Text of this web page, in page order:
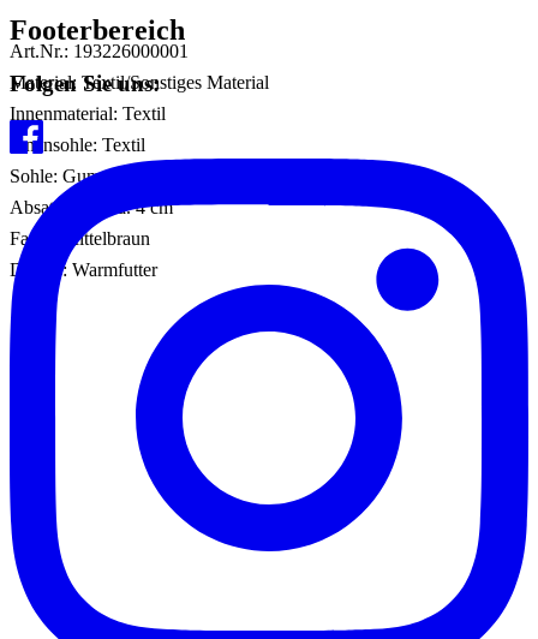
Art.Nr.: 193226000001
Material: Textil/Sonstiges Material
Innenmaterial: Textil
Innensohle: Textil
Sohle: Gummisohle
Absatzhöhe: ca. 4 cm
Farbe: Mittelbraun
Details: Warmfutter
Footerbereich
Folgen Sie uns: